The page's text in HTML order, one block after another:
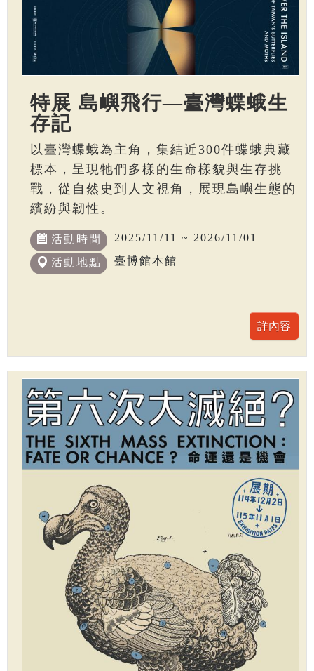
特展 島嶼飛行—臺灣蝶蛾生
存記
以臺灣蝶蛾為主角，集結近300件蝶蛾典藏
標本，呈現牠們多樣的生命樣貌與生存挑
戰，從自然史到人文視角，展現島嶼生態的
繽紛與韌性。
活動時間 2025/11/11 ~ 2026/11/01
活動地點 臺博館本館